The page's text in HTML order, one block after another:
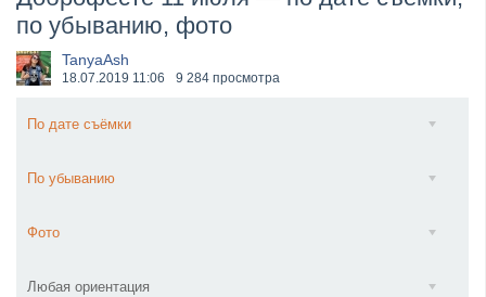
​Anthrax выпустили новый сингл и клип «Everybod...
по убыванию, фото
TanyaAsh
18.07.2019 11:06 9 284 просмотра
По дате съёмки
По убыванию
Фото
Любая ориентация